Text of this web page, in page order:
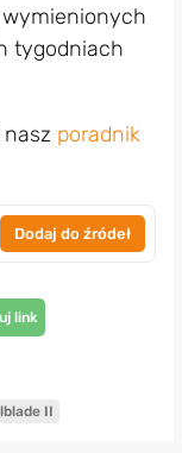
wymienionych
tygodniach
poradnik
Dodaj do źródeł
link
II